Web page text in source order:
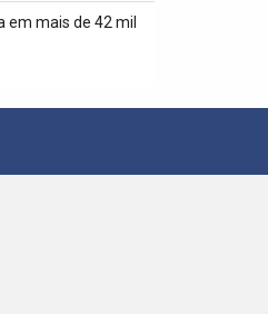
em mais de 42 mil